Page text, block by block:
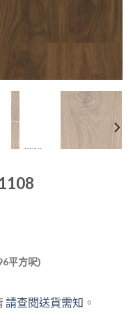
平方呎)
請查閱送貨需知 。